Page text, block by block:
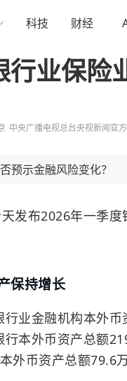
科技 财经
行业保险
中央广播电视总台央视新闻官
预示金融风险变化？
发布2026年一季
保持增长
业金融机构本外
本外币资产总额
外币资产总额79.6